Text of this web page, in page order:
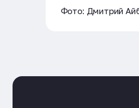
Фото: Дмитрий